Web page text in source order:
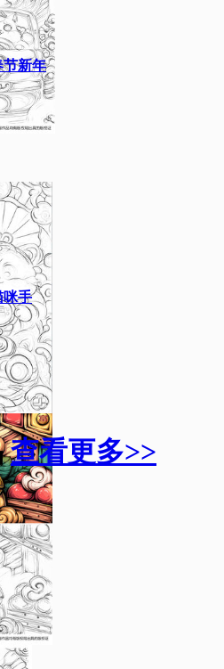
节新年
咪手
查看更多>>